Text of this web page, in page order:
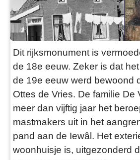
Dit rijksmonument is
de 18e eeuw. Zeker is dat
de 19e eeuw werd bewoond
Ottes de Vries. De familie De
meer dan vijftig jaar het
mastmakers uit in het
pand aan de Iewâl. Het
woonhuisje is, uitgezonderd